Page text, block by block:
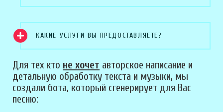
КАКИЕ УСЛУГИ ВЫ ПРЕДОСТАВЛЯЕТЕ?
Для тех кто не хочет авторское написание и
детальную обработку текста и музыки, мы
создали бота, который сгенерирует для Вас
песню: